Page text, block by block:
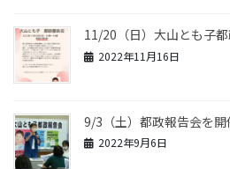
11/20（日）大山とも子
2022年11月16日
9/3（土）都政報告会を開
2022年9月6日